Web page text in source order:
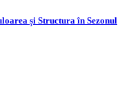
și Structura în Sezonul